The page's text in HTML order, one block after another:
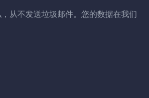
从不发送垃圾邮件。您的数据在我们